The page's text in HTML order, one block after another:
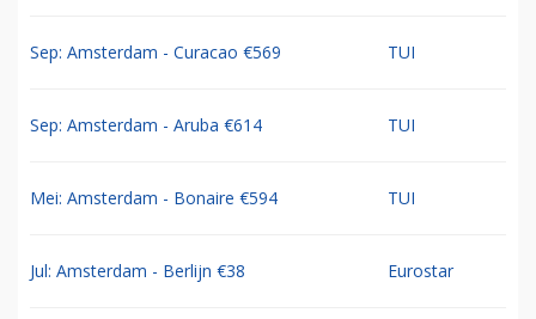
Sep: Amsterdam - Curacao €569 TUI
Sep: Amsterdam - Aruba €614 TUI
Mei: Amsterdam - Bonaire €594 TUI
Jul: Amsterdam - Berlijn €38 Eurostar